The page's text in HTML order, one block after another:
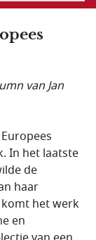
van Jan
In het laatste
de
haar
het werk
en